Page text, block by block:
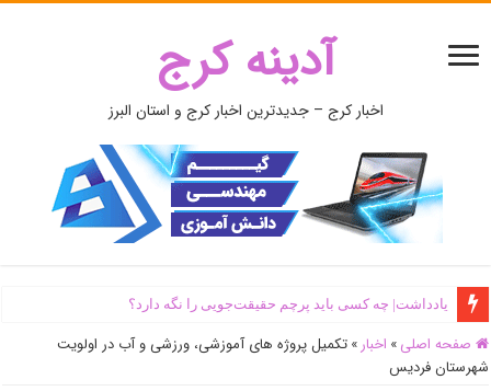
آدینه کرج
اخبار کرج – جدیدترین اخبار کرج و استان البرز
یادداشت| ‌چه کسی باید پرچم حقیقت‌جویی را نگه دارد؟
صفحه اصلی » اخبار » تکمیل پروژه های آموزشی، ورزشی و آب در اولویت
شهرستان فردیس